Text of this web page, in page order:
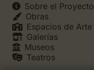
Sobre el Proyecto
Obras
Espacios de Arte
Galerías
Museos
Teatros